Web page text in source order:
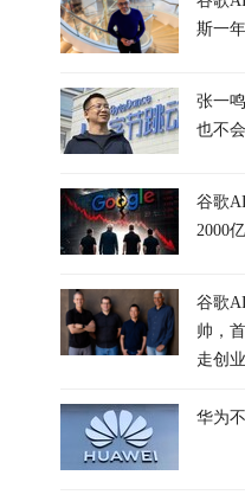
斯一
张一
也不
谷歌
2000
谷歌
帅，
走创业
华为